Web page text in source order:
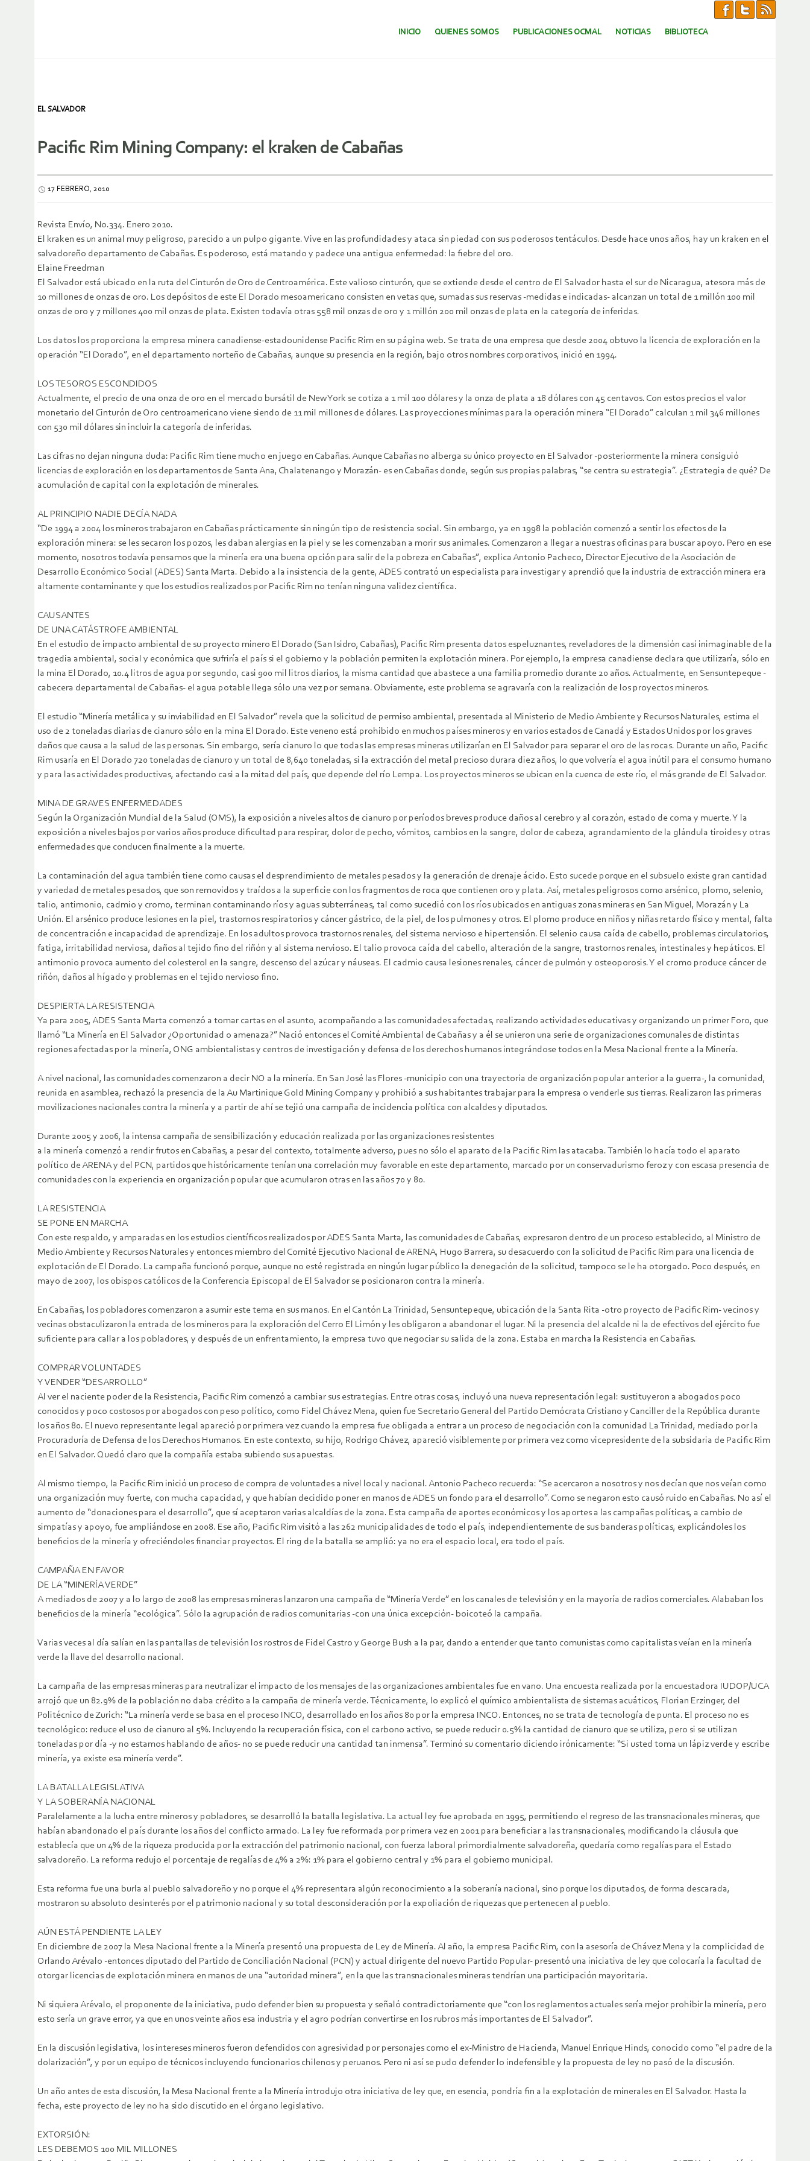
SALTAR AL CONTENIDO.
INICIO QUIENES SOMOS PUBLICACIONES OCMAL NOTICIAS BIBLIOTECA
EL SALVADOR
Pacific Rim Mining Company: el kraken de Cabañas
17 FEBRERO, 2010
Revista Envío, No.334. Enero 2010.
El kraken es un animal muy peligroso, parecido a un pulpo gigante. Vive en las profundidades y ataca sin piedad con sus poderosos tentáculos. Desde hace unos años, hay un kraken en el
salvadoreño departamento de Cabañas. Es poderoso, está matando y padece una antigua enfermedad: la fiebre del oro.
Elaine Freedman
El Salvador está ubicado en la ruta del Cinturón de Oro de Centroamérica. Este valioso cinturón, que se extiende desde el centro de El Salvador hasta el sur de Nicaragua, atesora más de
10 millones de onzas de oro. Los depósitos de este El Dorado mesoamericano consisten en vetas que, sumadas sus reservas -medidas e indicadas- alcanzan un total de 1 millón 100 mil
onzas de oro y 7 millones 400 mil onzas de plata. Existen todavía otras 558 mil onzas de oro y 1 millón 200 mil onzas de plata en la categoría de inferidas.
Los datos los proporciona la empresa minera canadiense-estadounidense Pacific Rim en su página web. Se trata de una empresa que desde 2004 obtuvo la licencia de exploración en la
operación “El Dorado”, en el departamento norteño de Cabañas, aunque su presencia en la región, bajo otros nombres corporativos, inició en 1994.
LOS TESOROS ESCONDIDOS
Actualmente, el precio de una onza de oro en el mercado bursátil de New York se cotiza a 1 mil 100 dólares y la onza de plata a 18 dólares con 45 centavos. Con estos precios el valor
monetario del Cinturón de Oro centroamericano viene siendo de 11 mil millones de dólares. Las proyecciones mínimas para la operación minera “El Dorado” calculan 1 mil 346 millones
con 530 mil dólares sin incluir la categoría de inferidas.
Las cifras no dejan ninguna duda: Pacific Rim tiene mucho en juego en Cabañas. Aunque Cabañas no alberga su único proyecto en El Salvador -posteriormente la minera consiguió
licencias de exploración en los departamentos de Santa Ana, Chalatenango y Morazán- es en Cabañas donde, según sus propias palabras, “se centra su estrategia”. ¿Estrategia de qué? De
acumulación de capital con la explotación de minerales.
AL PRINCIPIO NADIE DECÍA NADA
“De 1994 a 2004 los mineros trabajaron en Cabañas prácticamente sin ningún tipo de resistencia social. Sin embargo, ya en 1998 la población comenzó a sentir los efectos de la
exploración minera: se les secaron los pozos, les daban alergias en la piel y se les comenzaban a morir sus animales. Comenzaron a llegar a nuestras oficinas para buscar apoyo. Pero en ese
momento, nosotros todavía pensamos que la minería era una buena opción para salir de la pobreza en Cabañas”, explica Antonio Pacheco, Director Ejecutivo de la Asociación de
Desarrollo Económico Social (ADES) Santa Marta. Debido a la insistencia de la gente, ADES contrató un especialista para investigar y aprendió que la industria de extracción minera era
altamente contaminante y que los estudios realizados por Pacific Rim no tenían ninguna validez científica.
CAUSANTES
DE UNA CATÁSTROFE AMBIENTAL
En el estudio de impacto ambiental de su proyecto minero El Dorado (San Isidro, Cabañas), Pacific Rim presenta datos espeluznantes, reveladores de la dimensión casi inimaginable de la
tragedia ambiental, social y económica que sufriría el país si el gobierno y la población permiten la explotación minera. Por ejemplo, la empresa canadiense declara que utilizaría, sólo en
la mina El Dorado, 10.4 litros de agua por segundo, casi 900 mil litros diarios, la misma cantidad que abastece a una familia promedio durante 20 años. Actualmente, en Sensuntepeque -
cabecera departamental de Cabañas- el agua potable llega sólo una vez por semana. Obviamente, este problema se agravaría con la realización de los proyectos mineros.
El estudio “Minería metálica y su inviabilidad en El Salvador” revela que la solicitud de permiso ambiental, presentada al Ministerio de Medio Ambiente y Recursos Naturales, estima el
uso de 2 toneladas diarias de cianuro sólo en la mina El Dorado. Este veneno está prohibido en muchos países mineros y en varios estados de Canadá y Estados Unidos por los graves
daños que causa a la salud de las personas. Sin embargo, sería cianuro lo que todas las empresas mineras utilizarían en El Salvador para separar el oro de las rocas. Durante un año, Pacific
Rim usaría en El Dorado 720 toneladas de cianuro y un total de 8,640 toneladas, si la extracción del metal precioso durara diez años, lo que volvería el agua inútil para el consumo humano
y para las actividades productivas, afectando casi a la mitad del país, que depende del río Lempa. Los proyectos mineros se ubican en la cuenca de este río, el más grande de El Salvador.
MINA DE GRAVES ENFERMEDADES
Según la Organización Mundial de la Salud (OMS), la exposición a niveles altos de cianuro por períodos breves produce daños al cerebro y al corazón, estado de coma y muerte. Y la
exposición a niveles bajos por varios años produce dificultad para respirar, dolor de pecho, vómitos, cambios en la sangre, dolor de cabeza, agrandamiento de la glándula tiroides y otras
enfermedades que conducen finalmente a la muerte.
La contaminación del agua también tiene como causas el desprendimiento de metales pesados y la generación de drenaje ácido. Esto sucede porque en el subsuelo existe gran cantidad
y variedad de metales pesados, que son removidos y traídos a la superficie con los fragmentos de roca que contienen oro y plata. Así, metales peligrosos como arsénico, plomo, selenio,
talio, antimonio, cadmio y cromo, terminan contaminando ríos y aguas subterráneas, tal como sucedió con los ríos ubicados en antiguas zonas mineras en San Miguel, Morazán y La
Unión. El arsénico produce lesiones en la piel, trastornos respiratorios y cáncer gástrico, de la piel, de los pulmones y otros. El plomo produce en niños y niñas retardo físico y mental, falta
de concentración e incapacidad de aprendizaje. En los adultos provoca trastornos renales, del sistema nervioso e hipertensión. El selenio causa caída de cabello, problemas circulatorios,
fatiga, irritabilidad nerviosa, daños al tejido fino del riñón y al sistema nervioso. El talio provoca caída del cabello, alteración de la sangre, trastornos renales, intestinales y hepáticos. El
antimonio provoca aumento del colesterol en la sangre, descenso del azúcar y náuseas. El cadmio causa lesiones renales, cáncer de pulmón y osteoporosis. Y el cromo produce cáncer de
riñón, daños al hígado y problemas en el tejido nervioso fino.
DESPIERTA LA RESISTENCIA
Ya para 2005, ADES Santa Marta comenzó a tomar cartas en el asunto, acompañando a las comunidades afectadas, realizando actividades educativas y organizando un primer Foro, que
llamó “La Minería en El Salvador ¿Oportunidad o amenaza?” Nació entonces el Comité Ambiental de Cabañas y a él se unieron una serie de organizaciones comunales de distintas
regiones afectadas por la minería, ONG ambientalistas y centros de investigación y defensa de los derechos humanos integrándose todos en la Mesa Nacional frente a la Minería.
A nivel nacional, las comunidades comenzaron a decir NO a la minería. En San José las Flores -municipio con una trayectoria de organización popular anterior a la guerra-, la comunidad,
reunida en asamblea, rechazó la presencia de la Au Martinique Gold Mining Company y prohibió a sus habitantes trabajar para la empresa o venderle sus tierras. Realizaron las primeras
movilizaciones nacionales contra la minería y a partir de ahí se tejió una campaña de incidencia política con alcaldes y diputados.
Durante 2005 y 2006, la intensa campaña de sensibilización y educación realizada por las organizaciones resistentes
a la minería comenzó a rendir frutos en Cabañas, a pesar del contexto, totalmente adverso, pues no sólo el aparato de la Pacific Rim las atacaba. También lo hacía todo el aparato
político de ARENA y del PCN, partidos que históricamente tenían una correlación muy favorable en este departamento, marcado por un conservadurismo feroz y con escasa presencia de
comunidades con la experiencia en organización popular que acumularon otras en las años 70 y 80.
LA RESISTENCIA
SE PONE EN MARCHA
Con este respaldo, y amparadas en los estudios científicos realizados por ADES Santa Marta, las comunidades de Cabañas, expresaron dentro de un proceso establecido, al Ministro de
Medio Ambiente y Recursos Naturales y entonces miembro del Comité Ejecutivo Nacional de ARENA, Hugo Barrera, su desacuerdo con la solicitud de Pacific Rim para una licencia de
explotación de El Dorado. La campaña funcionó porque, aunque no esté registrada en ningún lugar público la denegación de la solicitud, tampoco se le ha otorgado. Poco después, en
mayo de 2007, los obispos católicos de la Conferencia Episcopal de El Salvador se posicionaron contra la minería.
En Cabañas, los pobladores comenzaron a asumir este tema en sus manos. En el Cantón La Trinidad, Sensuntepeque, ubicación de la Santa Rita -otro proyecto de Pacific Rim- vecinos y
vecinas obstaculizaron la entrada de los mineros para la exploración del Cerro El Limón y les obligaron a abandonar el lugar. Ni la presencia del alcalde ni la de efectivos del ejército fue
suficiente para callar a los pobladores, y después de un enfrentamiento, la empresa tuvo que negociar su salida de la zona. Estaba en marcha la Resistencia en Cabañas.
COMPRAR VOLUNTADES
Y VENDER “DESARROLLO”
Al ver el naciente poder de la Resistencia, Pacific Rim comenzó a cambiar sus estrategias. Entre otras cosas, incluyó una nueva representación legal: sustituyeron a abogados poco
conocidos y poco costosos por abogados con peso político, como Fidel Chávez Mena, quien fue Secretario General del Partido Demócrata Cristiano y Canciller de la República durante
los años 80. El nuevo representante legal apareció por primera vez cuando la empresa fue obligada a entrar a un proceso de negociación con la comunidad La Trinidad, mediado por la
Procuraduría de Defensa de los Derechos Humanos. En este contexto, su hijo, Rodrigo Chávez, apareció visiblemente por primera vez como vicepresidente de la subsidaria de Pacific Rim
en El Salvador. Quedó claro que la compañía estaba subiendo sus apuestas.
Al mismo tiempo, la Pacific Rim inició un proceso de compra de voluntades a nivel local y nacional. Antonio Pacheco recuerda: “Se acercaron a nosotros y nos decían que nos veían como
una organización muy fuerte, con mucha capacidad, y que habían decidido poner en manos de ADES un fondo para el desarrollo”. Como se negaron esto causó ruido en Cabañas. No así el
aumento de “donaciones para el desarrollo”, que sí aceptaron varias alcaldías de la zona. Esta campaña de aportes económicos y los aportes a las campañas políticas, a cambio de
simpatías y apoyo, fue ampliándose en 2008. Ese año, Pacific Rim visitó a las 262 municipalidades de todo el país, independientemente de sus banderas políticas, explicándoles los
beneficios de la minería y ofreciéndoles financiar proyectos. El ring de la batalla se amplió: ya no era el espacio local, era todo el país.
CAMPAÑA EN FAVOR
DE LA “MINERÍA VERDE”
A mediados de 2007 y a lo largo de 2008 las empresas mineras lanzaron una campaña de “Minería Verde” en los canales de televisión y en la mayoría de radios comerciales. Alababan los
beneficios de la minería “ecológica”. Sólo la agrupación de radios comunitarias -con una única excepción- boicoteó la campaña.
Varias veces al día salían en las pantallas de televisión los rostros de Fidel Castro y George Bush a la par, dando a entender que tanto comunistas como capitalistas veían en la minería
verde la llave del desarrollo nacional.
La campaña de las empresas mineras para neutralizar el impacto de los mensajes de las organizaciones ambientales fue en vano. Una encuesta realizada por la encuestadora IUDOP/UCA
arrojó que un 82.9% de la población no daba crédito a la campaña de minería verde. Técnicamente, lo explicó el químico ambientalista de sistemas acuáticos, Florian Erzinger, del
Politécnico de Zurich: “La minería verde se basa en el proceso INCO, desarrollado en los años 80 por la empresa INCO. Entonces, no se trata de tecnología de punta. El proceso no es
tecnológico: reduce el uso de cianuro al 5%. Incluyendo la recuperación física, con el carbono activo, se puede reducir 0.5% la cantidad de cianuro que se utiliza, pero si se utilizan
toneladas por día -y no estamos hablando de años- no se puede reducir una cantidad tan inmensa”. Terminó su comentario diciendo irónicamente: “Si usted toma un lápiz verde y escribe
minería, ya existe esa minería verde”.
LA BATALLA LEGISLATIVA
Y LA SOBERANÍA NACIONAL
Paralelamente a la lucha entre mineros y pobladores, se desarrolló la batalla legislativa. La actual ley fue aprobada en 1995, permitiendo el regreso de las transnacionales mineras, que
habían abandonado el país durante los años del conflicto armado. La ley fue reformada por primera vez en 2001 para beneficiar a las transnacionales, modificando la cláusula que
establecía que un 4% de la riqueza producida por la extracción del patrimonio nacional, con fuerza laboral primordialmente salvadoreña, quedaría como regalías para el Estado
salvadoreño. La reforma redujo el porcentaje de regalías de 4% a 2%: 1% para el gobierno central y 1% para el gobierno municipal.
Esta reforma fue una burla al pueblo salvadoreño y no porque el 4% representara algún reconocimiento a la soberanía nacional, sino porque los diputados, de forma descarada,
mostraron su absoluto desinterés por el patrimonio nacional y su total desconsideración por la expoliación de riquezas que pertenecen al pueblo.
AÚN ESTÁ PENDIENTE LA LEY
En diciembre de 2007 la Mesa Nacional frente a la Minería presentó una propuesta de Ley de Minería. Al año, la empresa Pacific Rim, con la asesoría de Chávez Mena y la complicidad de
Orlando Arévalo -entonces diputado del Partido de Conciliación Nacional (PCN) y actual dirigente del nuevo Partido Popular- presentó una iniciativa de ley que colocaría la facultad de
otorgar licencias de explotación minera en manos de una “autoridad minera”, en la que las transnacionales mineras tendrían una participación mayoritaria.
Ni siquiera Arévalo, el proponente de la iniciativa, pudo defender bien su propuesta y señaló contradictoriamente que “con los reglamentos actuales sería mejor prohibir la minería, pero
esto sería un grave error, ya que en unos veinte años esa industria y el agro podrían convertirse en los rubros más importantes de El Salvador”.
En la discusión legislativa, los intereses mineros fueron defendidos con agresividad por personajes como el ex-Ministro de Hacienda, Manuel Enrique Hinds, conocido como “el padre de la
dolarización”, y por un equipo de técnicos incluyendo funcionarios chilenos y peruanos. Pero ni así se pudo defender lo indefensible y la propuesta de ley no pasó de la discusión.
Un año antes de esta discusión, la Mesa Nacional frente a la Minería introdujo otra iniciativa de ley que, en esencia, pondría fin a la explotación de minerales en El Salvador. Hasta la
fecha, este proyecto de ley no ha sido discutido en el órgano legislativo.
EXTORSIÓN:
LES DEBEMOS 100 MIL MILLONES